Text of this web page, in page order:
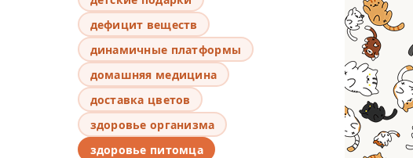
дефицит веществ
динамичные платформы
домашняя медицина
доставка цветов
здоровье организма
здоровье питомца